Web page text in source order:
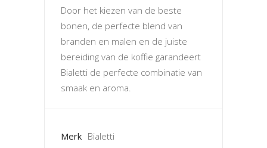
Door het kiezen van de beste
bonen, de perfecte blend van
branden en malen en de juiste
bereiding van de koffie garandeert
Bialetti de perfecte combinatie van
smaak en aroma.
Merk Bialetti